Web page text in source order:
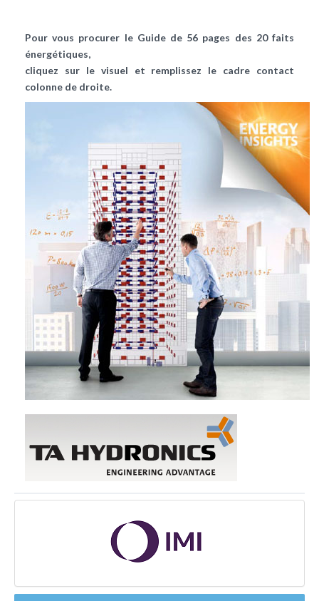
Pour vous procurer le Guide de 56 pages des 20 faits
énergétiques,
cliquez sur le visuel et remplissez le cadre contact
colonne de droite.